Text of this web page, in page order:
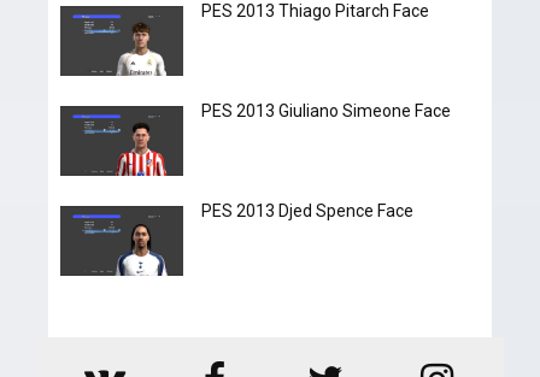
PES 2013 Thiago Pitarch Face
PES 2013 Giuliano Simeone Face
PES 2013 Djed Spence Face